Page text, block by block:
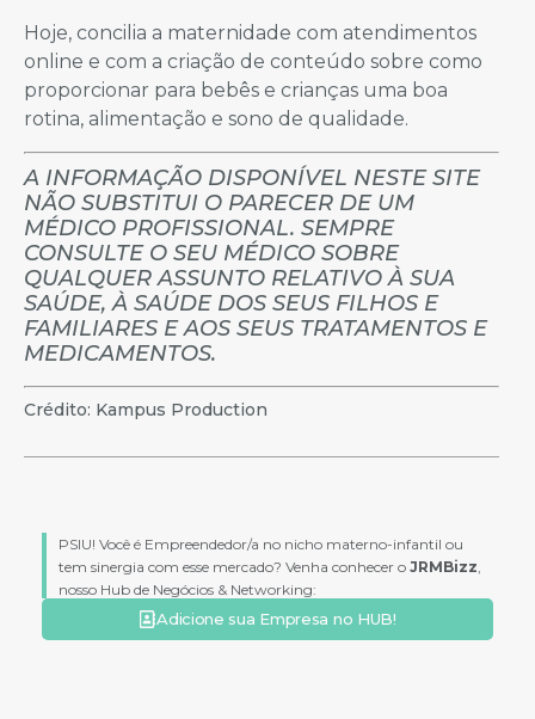
Hoje, concilia a maternidade com atendimentos
online e com a criação de conteúdo sobre como
proporcionar para bebês e crianças uma boa
rotina, alimentação e sono de qualidade.
A INFORMAÇÃO DISPONÍVEL NESTE SITE
NÃO SUBSTITUI O PARECER DE UM
MÉDICO PROFISSIONAL. SEMPRE
CONSULTE O SEU MÉDICO SOBRE
QUALQUER ASSUNTO RELATIVO À SUA
SAÚDE, À SAÚDE DOS SEUS FILHOS E
FAMILIARES E AOS SEUS TRATAMENTOS E
MEDICAMENTOS.
Crédito: Kampus Production
PSIU! Você é Empreendedor/a no nicho materno-infantil ou
tem sinergia com esse mercado? Venha conhecer o JRMBizz
nosso Hub de Negócios & Networking:
Adicione sua Empresa no HUB!